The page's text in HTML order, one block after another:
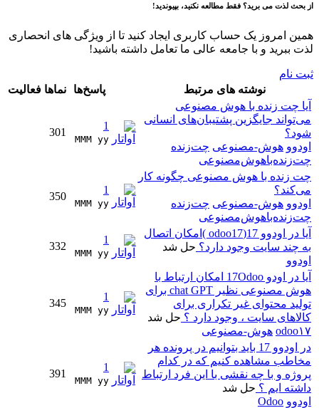
از بحث لذت می برید؟ فقط مطالعه نکنید، بپیوندید!
همین امروز یک حساب کاربری ایجاد کنید تا از ویژگی های انحصاری
لذت ببرید و با جامعه عالی ما تعامل داشته باشید!
ثبت نام
نوشته های مرتبط
پاسخ‌ها نماها فعالیت
آیا چت زنده با هوش مصنوعی
می‌تواند جایگزین پشتیبان‌های انسانی
شود؟
اودوو هوش-مصنوعی چت‌زنده
چت‌زنده‌با‌هوش‌مصنوعی
1
MMM yy
301
چت زنده با هوش مصنوعی چگونه کار
می‌کند؟
اودوو هوش-مصنوعی چت‌زنده
چت‌زنده‌با‌هوش‌مصنوعی
1
MMM yy
350
آیا در اودوو 17(odoo17 )امکان اتصال
به چند سایت وجود دارد؟ حل شد
اودوو
1
MMM yy
332
آیا در اودو 17Odoo امکان ارتباط با
هوش مصنوعی نظیر chat GPT برای
تولید محتوای غیر تکراری برای
کالاهای سایت ، وجود دارد ؟ حل شد
odoo۱۷ هوش-مصنوعی
1
MMM yy
345
در اودوو 17 باید بتوانیم در پرونده هر
مخاطب مشاهده کنیم که در کدام
پروژه و با چه نقشی با این فرد ارتباط
داشته ایم ؟ حل شد
اودوو Odoo
1
MMM yy
391